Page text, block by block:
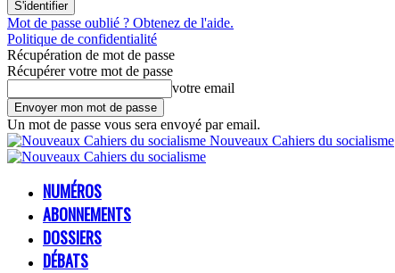
Mot de passe oublié ? Obtenez de l'aide.
Politique de confidentialité
Récupération de mot de passe
Récupérer votre mot de passe
votre email
Un mot de passe vous sera envoyé par email.
Nouveaux Cahiers du socialisme
NUMÉROS
ABONNEMENTS
DOSSIERS
DÉBATS